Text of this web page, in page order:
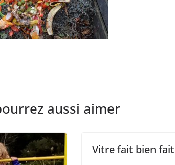
aussi aimer
Vitre fait bien fait